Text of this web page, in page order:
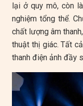
lại ở quy mô, còn
nghiệm tổng thể.
chất lượng âm
thuật thị giác. Tất
thanh điện ảnh đầy